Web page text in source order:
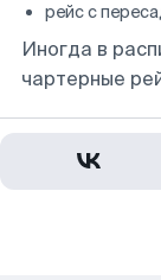
рейс с
Иногда в
чартерные